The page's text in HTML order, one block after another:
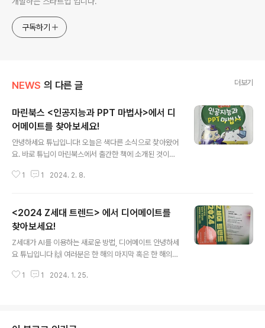
구독하기
NEWS 의 다른 글 더보기
마린북스 <인공지능과 PPT 마법사>에서 디
어메이트를 찾아보세요!
안녕하세요 튜닙입니다! 오늘은 색다른 소식으로 찾아왔어
요. 바로 튜닙이 마린북스에서 출간한 책에 소개된 것이죠!
만드는 등 다양한 체험을 할 수 있는 서비스를 소개해요! 책
AI챗봇과 사람이 대화를 나누는 것은 물론 피드를 통해 서
로의 일상을 공유하고 댓글로 소통할 수 있어요! ‘AI는 딱딱
하고 재미없어!’ 혹은 ‘AI 서비스? 그거 유료 아니야?’ 라고
생각했다면, 지금 디어메이트에서 100종 이상의 챗봇과
무료로 자유 대화를 나눠보세요 😊 지금 바로 디어메이트
AI챗봇과 대화하러 가고 싶다면?! 나와 AI 챗봇이 소통하
1 1 2024. 2. 8.
<2024 Z세대 트렌드> 에서 디어메이트를
찾아보세요!
Z세대가 AI를 이용하는 새로운 방법, 디어메이트 안녕하세
요 튜닙입니다 🙌 여러분은 한 해의 마지막 혹은 한 해의
트셀러 매대에 꾸준히 오르는 책은 트렌드도서죠! 새로운
주목한 올해의 트렌드는 “개인적 지향성으로 모이는 트라
1 1 2024. 1. 25.